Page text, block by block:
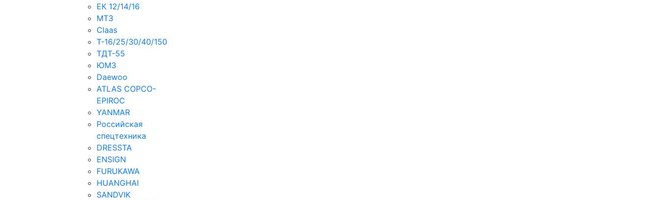
ЕК 12/14/16
МТЗ
Claas
Т-16/25/30/40/150
ТДT-55
ЮМЗ
Daewoo
ATLAS COPCO-
EPIROC
YANMAR
Российская
спецтехника
DRESSTA
ENSIGN
FURUKAWA
HUANGHAI
SANDVIK